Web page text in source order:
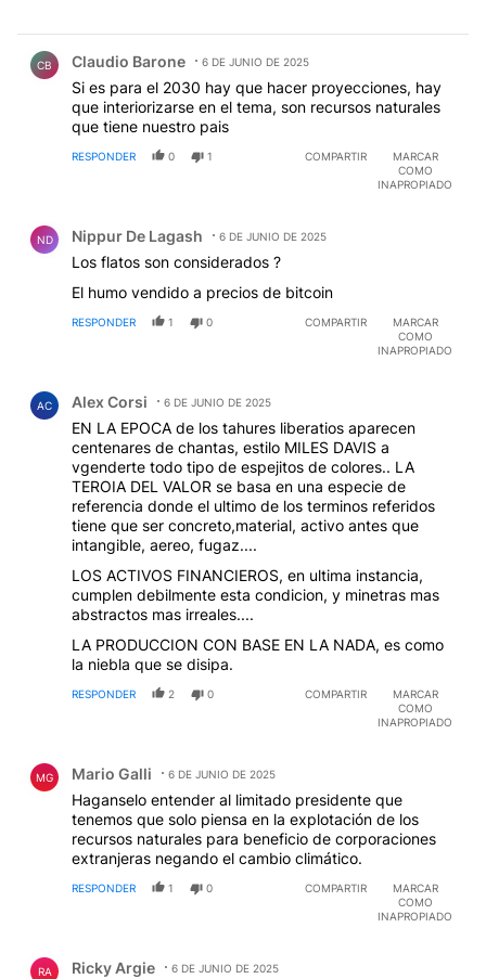
CB Claudio Barone 6 DE JUNIO DE 2025
Si es para el 2030 hay que hacer proyecciones, hay
que interiorizarse en el tema, son recursos naturales
que tiene nuestro pais
RESPONDER 0 1 COMPARTIR
MARCAR
COMO
INAPROPIADO
ND Nippur De Lagash 6 DE JUNIO DE 2025
Los flatos son considerados ?
El humo vendido a precios de bitcoin
RESPONDER 1 0 COMPARTIR
MARCAR
COMO
INAPROPIADO
AC Alex Corsi 6 DE JUNIO DE 2025
EN LA EPOCA de los tahures liberatios aparecen
centenares de chantas, estilo MILES DAVIS a
vgenderte todo tipo de espejitos de colores.. LA
TEROIA DEL VALOR se basa en una especie de
referencia donde el ultimo de los terminos referidos
tiene que ser concreto,material, activo antes que
intangible, aereo, fugaz....
LOS ACTIVOS FINANCIEROS, en ultima instancia,
cumplen debilmente esta condicion, y minetras mas
abstractos mas irreales....
LA PRODUCCION CON BASE EN LA NADA, es como
la niebla que se disipa.
RESPONDER 2 0 COMPARTIR
MARCAR
COMO
INAPROPIADO
MG Mario Galli 6 DE JUNIO DE 2025
Haganselo entender al limitado presidente que
tenemos que solo piensa en la explotación de los
recursos naturales para beneficio de corporaciones
extranjeras negando el cambio climático.
RESPONDER 1 0 COMPARTIR
MARCAR
COMO
INAPROPIADO
RA Ricky Argie 6 DE JUNIO DE 2025